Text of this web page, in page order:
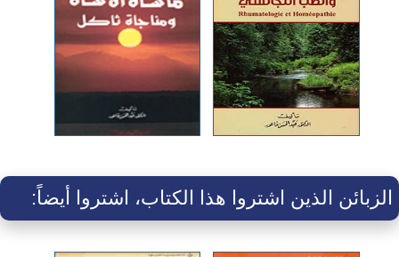
الزبائن الذين اشتروا هذا الكتاب، اشتروا أيضاً: